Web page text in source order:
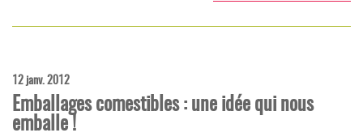
12 janv. 2012
Emballages comestibles : une idée qui nous
emballe !